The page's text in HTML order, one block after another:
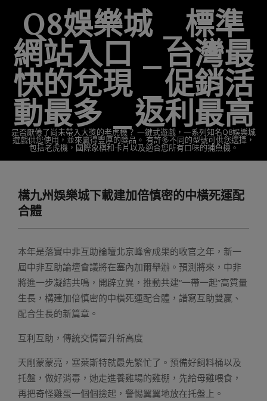
contentQ8娛樂城 _標準
網站入口 _台灣最
快的兌現 _促銷活
動最多 _返利最高
是否厭倦了尚未帶入大獎的老虎機？ 一鍵式遊戲，一系列知名Q8娛樂城
遊戲供您使用，並來贏得豐厚的獎品。 有許多不同的型號可供您選擇，
包括老虎機，國際象棋和卡片以及適合您所有口味的捕魚機。
Menu構九州娛樂城下載建加倍慎密的中橫死運配
合體
本年是落實中非互助論壇北京峰會成果的收官之年，新一
屆中非互助論壇會議將在塞內加爾舉辦。預測將來，中非
將進一步凝結共鳴，開辟立異，推動共建“一帶一起”高質量
生長，構建加倍慎密的中橫死運配合體，譜寫互助雙贏、
配合生長的新篇章。
互利互助，傳統交情晉升新高度
天剛蒙蒙亮，塞萊斯特就最先繁忙了。預備好飼料桶以及
托盤，做好消毒，她走進養雞場的雞棚，先給母雞喂食，
再把奇怪雞蛋一個個撿起，警惕翼翼地放在托盤上。